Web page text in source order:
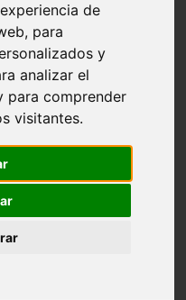
de
para
y
analizar el
para comprender
visitantes.